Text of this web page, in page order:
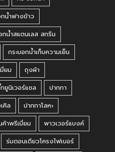
กน้ำฟางข้าว
กน้ำสแตนเลส สกรีน
กระบอกน้ำเก็บความเย็น
ยม
ถุงผ้า
ยูนิเวอร์แซล
ปากกา
คิล
ปากกาโลหะ
าพรีเมี่ยม
พาวเวอร์แบงค์
ร่มตอนเดียวโครงไฟเบอร์